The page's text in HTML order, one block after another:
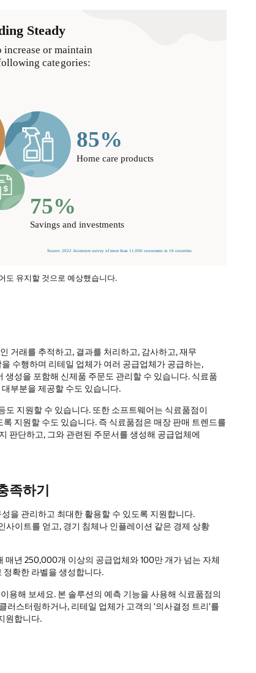
도 유지할 것으로 예상했습니다.
거래를 추적하고, 결과를 처리하고, 감사하고, 재무
수행하며 리테일 업체가 여러 공급업체가 공급하는,
성을 포함해 신제품 주문도 관리할 수 있습니다. 식료품
부분을 제공할 수도 있습니다.
지원할 수 있습니다. 또한 소프트웨어는 식료품점이
지원할 수도 있습니다. 즉 식료품점은 매장 판매 트렌드를
판단하고, 그와 관련된 주문서를 생성해 공급업체에
족하기
을 관리하고 최대한 활용할 수 있도록 지원합니다.
사이트를 얻고, 경기 침체나 인플레이션 같은 경제 상황
년 250,000개 이상의 공급업체와 100만 개가 넘는 자체
확한 라벨을 생성합니다.
용해 보세요. 본 솔루션의 예측 기능을 사용해 식료품점의
러스터링하거나, 리테일 업체가 고객의 '의사결정 트리'를
원합니다.